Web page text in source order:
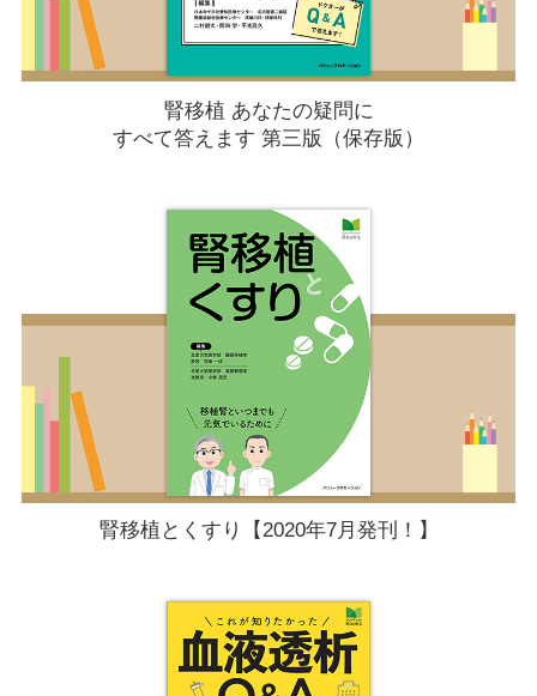
腎移植 あなたの疑問に
すべて答えます 第三版（保存版）
腎移植とくすり【2020年7月発刊！】